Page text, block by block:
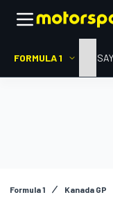
FORMULA 1 ANA
Formula 1 Kanada GP